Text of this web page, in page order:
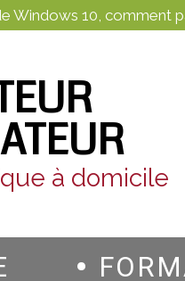
Windows 10, comment
à domicile